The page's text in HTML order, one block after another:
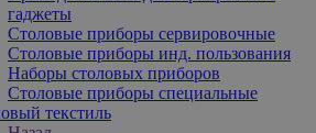
гаджеты
Столовые приборы сервировочные
Столовые приборы инд. пользования
Наборы столовых приборов
Столовые приборы специальные
текстиль